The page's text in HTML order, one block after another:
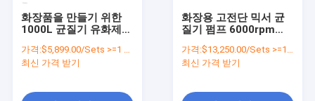
화장품을 만들기 위한
1000L 균질기 유화제
가격:$5,899.00/Sets >=1 Sets
최신 가격 받기
화장용 고전단 믹서 균
질기 펌프 6000rpm
가격:$13,250.00/Sets >=1 Sets
최신 가격 받기